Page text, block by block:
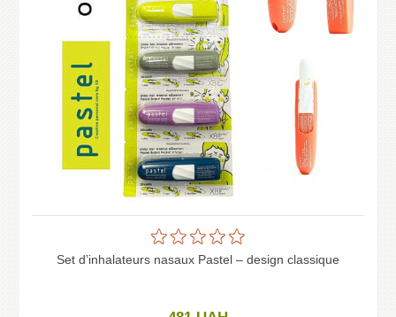
Set d’inhalateurs nasaux Pastel – design classique